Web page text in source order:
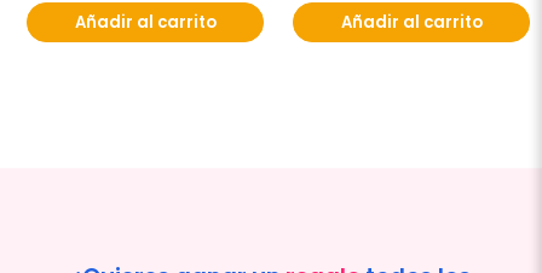
Añadir al carrito Añadir al carrito